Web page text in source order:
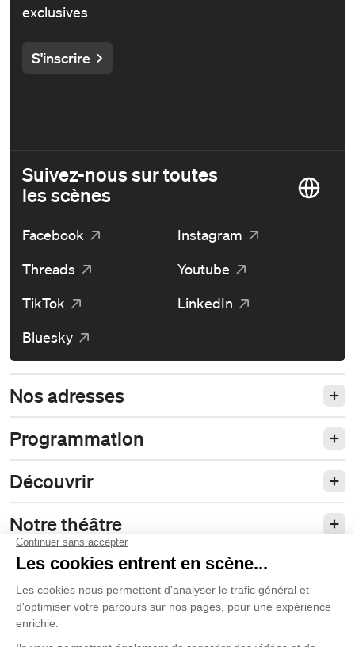
exclusives
S'inscrire
Suivez-nous sur toutes
les scènes
Facebook
Instagram
Threads
Youtube
TikTok
LinkedIn
Bluesky
Nos adresses
Programmation
Découvrir
Notre théâtre
Philanthropie et partenariats
Nos politiques